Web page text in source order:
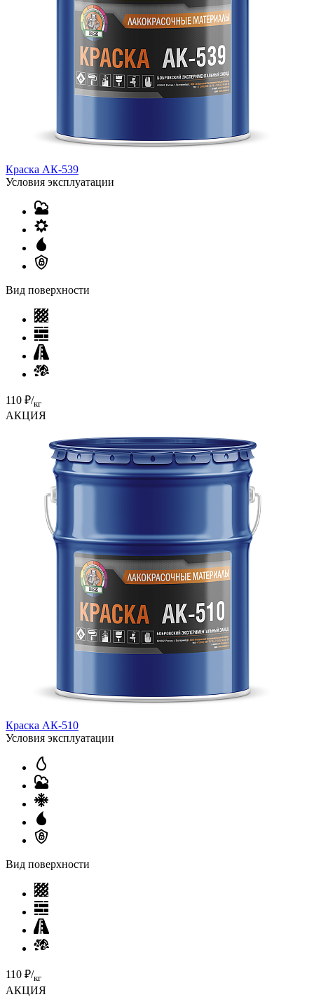
Краска АК-539
Условия эксплуатации
Вид поверхности
110 ₽/кг
АКЦИЯ
Краска АК-510
Условия эксплуатации
Вид поверхности
110 ₽/кг
АКЦИЯ